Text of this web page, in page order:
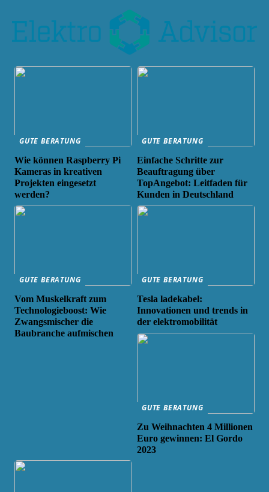
GUTE BERATUNG
Wie können Raspberry Pi
Kameras in kreativen
Projekten eingesetzt
werden?
GUTE BERATUNG
Einfache Schritte zur
Beauftragung über
TopAngebot: Leitfaden für
Kunden in Deutschland
GUTE BERATUNG
Vom Muskelkraft zum
Technologieboost: Wie
Zwangsmischer die
Baubranche aufmischen
GUTE BERATUNG
Tesla ladekabel:
Innovationen und trends in
der elektromobilität
GUTE BERATUNG
Zu Weihnachten 4 Millionen
Euro gewinnen: El Gordo
2023